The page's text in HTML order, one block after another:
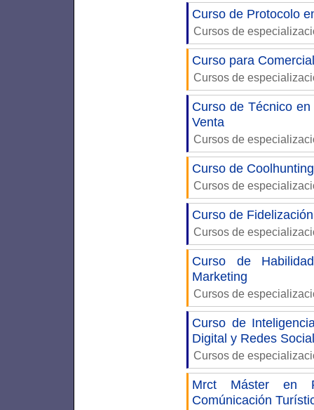
Curso de Protocolo
Cursos de
Curso para
Cursos de
Curso de Técnico
Venta
Cursos de
Curso de
Cursos de
Curso de
Cursos de
Curso de
Marketing
Cursos de
Curso de
Digital y Redes
Cursos de
Mrct Máster en
Comúnicación